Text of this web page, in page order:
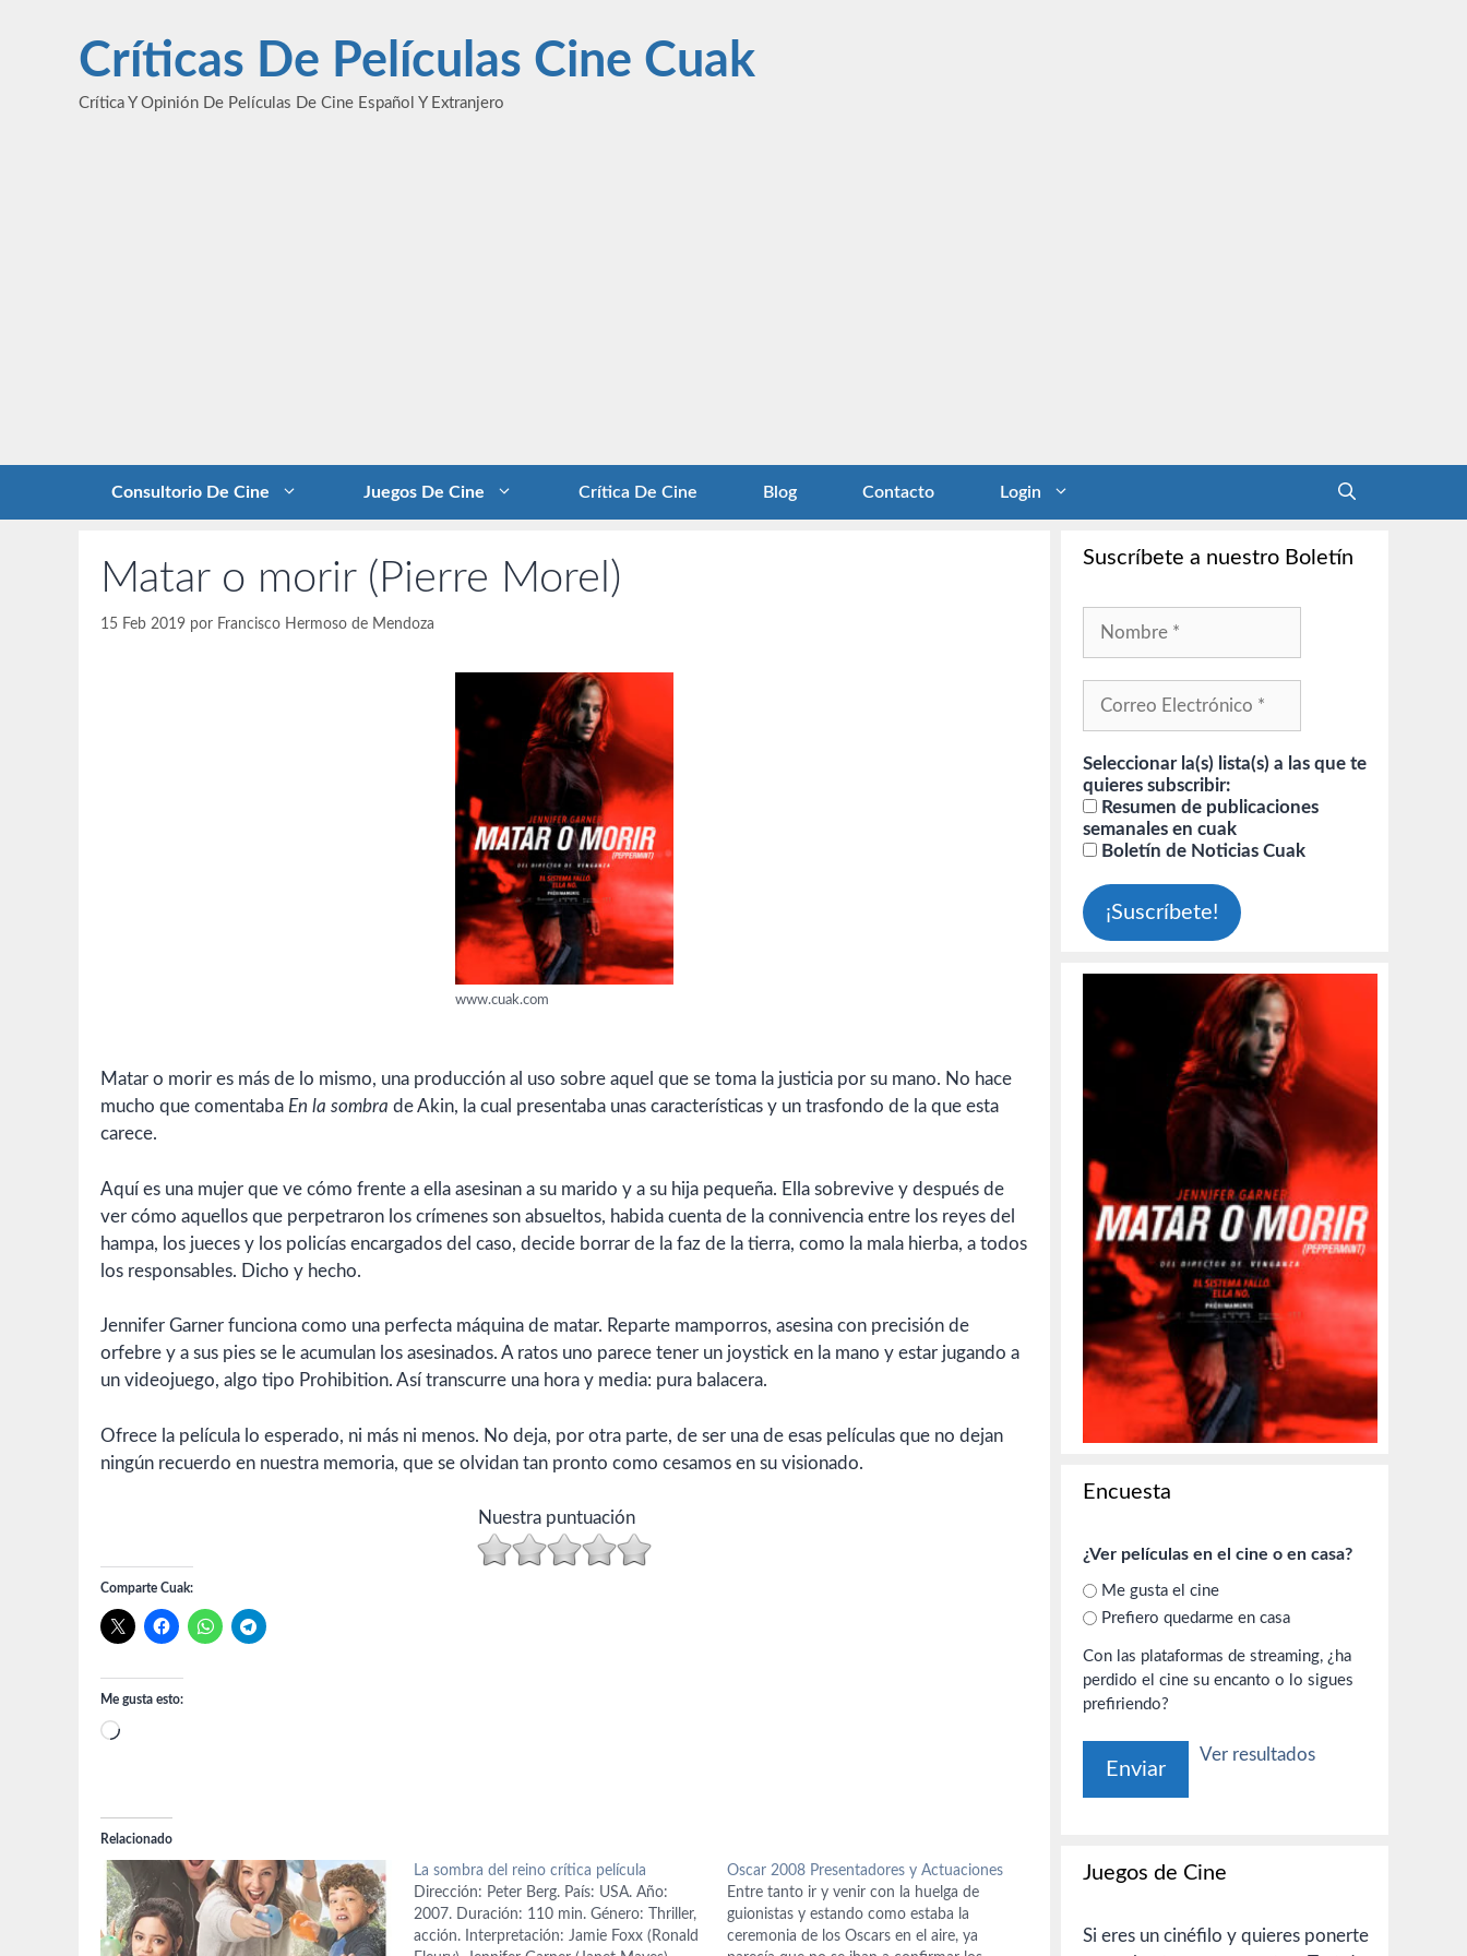
contenidoCríticas De Películas Cine Cuak
Crítica Y Opinión De Películas De Cine Español Y Extranjero
Consultorio De Cine Juegos De Cine Crítica De Cine Blog Contacto Login
Matar o morir (Pierre Morel)
15 Feb 2019 por Francisco Hermoso de Mendoza
www.cuak.com
Matar o morir es más de lo mismo, una producción al uso sobre aquel que se toma la justicia por su mano. No hace
mucho que comentaba En la sombra de Akin, la cual presentaba unas características y un trasfondo de la que esta
carece.
Aquí es una mujer que ve cómo frente a ella asesinan a su marido y a su hija pequeña. Ella sobrevive y después de
ver cómo aquellos que perpetraron los crímenes son absueltos, habida cuenta de la connivencia entre los reyes del
hampa, los jueces y los policías encargados del caso, decide borrar de la faz de la tierra, como la mala hierba, a todos
los responsables. Dicho y hecho.
Jennifer Garner funciona como una perfecta máquina de matar. Reparte mamporros, asesina con precisión de
orfebre y a sus pies se le acumulan los asesinados. A ratos uno parece tener un joystick en la mano y estar jugando a
un videojuego, algo tipo Prohibition. Así transcurre una hora y media: pura balacera.
Ofrece la película lo esperado, ni más ni menos. No deja, por otra parte, de ser una de esas películas que no dejan
ningún recuerdo en nuestra memoria, que se olvidan tan pronto como cesamos en su visionado.
Nuestra puntuación
Comparte Cuak:
Me gusta esto:
Cargando...
Relacionado
La sombra del reino crítica película
Dirección: Peter Berg. País: USA. Año:
2007. Duración: 110 min. Género: Thriller,
acción. Interpretación: Jamie Foxx (Ronald
Oscar 2008 Presentadores y Actuaciones
Entre tanto ir y venir con la huelga de
guionistas y estando como estaba la
ceremonia de los Oscars en el aire, ya
Suscríbete a nuestro Boletín
Seleccionar la(s) lista(s) a las que te
quieres subscribir:
Resumen de publicaciones
semanales en cuak
Boletín de Noticias Cuak
Encuesta
¿Ver películas en el cine o en casa?
Me gusta el cine
Prefiero quedarme en casa
Con las plataformas de streaming, ¿ha
perdido el cine su encanto o lo sigues
prefiriendo?
Ver resultados
Juegos de Cine
Si eres un cinéfilo y quieres ponerte